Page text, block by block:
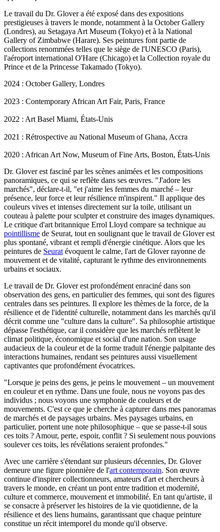
Le travail du Dr. Glover a été exposé dans des expositions
prestigieuses à travers le monde, notamment à la October Gallery
(Londres), au Setagaya Art Museum (Tokyo) et à la National
Gallery of Zimbabwe (Harare). Ses peintures font partie de
collections renommées telles que le siège de l'UNESCO (Paris),
l'aéroport international O'Hare (Chicago) et la Collection royale du
Prince et de la Princesse Takamado (Tokyo).
2024 : October Gallery, Londres
2023 : Contemporary African Art Fair, Paris, France
2022 : Art Basel Miami, États-Unis
2021 : Rétrospective au National Museum of Ghana, Accra
2020 : African Art Now, Museum of Fine Arts, Boston, États-Unis
Dr. Glover est fasciné par les scènes animées et les compositions
panoramiques, ce qui se reflète dans ses œuvres. "J'adore les
marchés", déclare-t-il, "et j'aime les femmes du marché – leur
présence, leur force et leur résilience m'inspirent." Il applique des
couleurs vives et intenses directement sur la toile, utilisant un
couteau à palette pour sculpter et construire des images dynamiques.
Le critique d'art britannique Errol Lloyd compare sa technique au
pointillisme de Seurat, tout en soulignant que le travail de Glover est
plus spontané, vibrant et rempli d'énergie cinétique. Alors que les
peintures de Seurat évoquent le calme, l'art de Glover rayonne de
mouvement et de vitalité, capturant le rythme des environnements
urbains et sociaux.
Le travail de Dr. Glover est profondément enraciné dans son
observation des gens, en particulier des femmes, qui sont des figures
centrales dans ses peintures. Il explore les thèmes de la force, de la
résilience et de l'identité culturelle, notamment dans les marchés qu'il
décrit comme une "culture dans la culture". Sa philosophie artistique
dépasse l'esthétique, car il considère que les marchés reflètent le
climat politique, économique et social d'une nation. Son usage
audacieux de la couleur et de la forme traduit l'énergie palpitante des
interactions humaines, rendant ses peintures aussi visuellement
captivantes que profondément évocatrices.
"Lorsque je peins des gens, je peins le mouvement – un mouvement
en couleur et en rythme. Dans une foule, nous ne voyons pas des
individus ; nous voyons une symphonie de couleurs et de
mouvements. C'est ce que je cherche à capturer dans mes panoramas
de marchés et de paysages urbains. Mes paysages urbains, en
particulier, portent une note philosophique – que se passe-t-il sous
ces toits ? Amour, perte, espoir, conflit ? Si seulement nous pouvions
soulever ces toits, les révélations seraient profondes."
Avec une carrière s'étendant sur plusieurs décennies, Dr. Glover
demeure une figure pionnière de l'art contemporain. Son œuvre
continue d'inspirer collectionneurs, amateurs d'art et chercheurs à
travers le monde, en créant un pont entre tradition et modernité,
culture et commerce, mouvement et immobilité. En tant qu'artiste, il
se consacre à préserver les histoires de la vie quotidienne, de la
résilience et des liens humains, garantissant que chaque peinture
constitue un récit intemporel du monde qu'il observe.